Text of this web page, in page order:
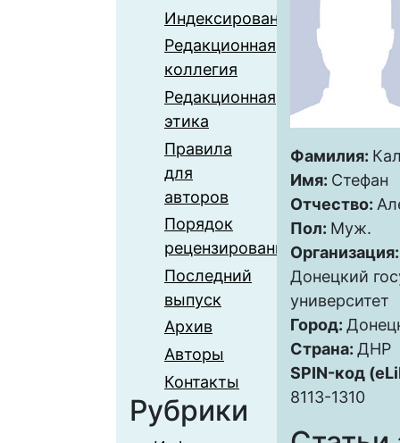
Индексирование
Редакционная
коллегия
Редакционная
этика
Правила
для
авторов
Порядок
рецензирования
Последний
выпуск
Архив
Авторы
Контакты
Рубрики
Фамилия:
Имя: Стефан
Отчество:
Пол: Муж.
Донецкий
университет
Город:
Страна: ДНР
SPIN-код
8113-1310